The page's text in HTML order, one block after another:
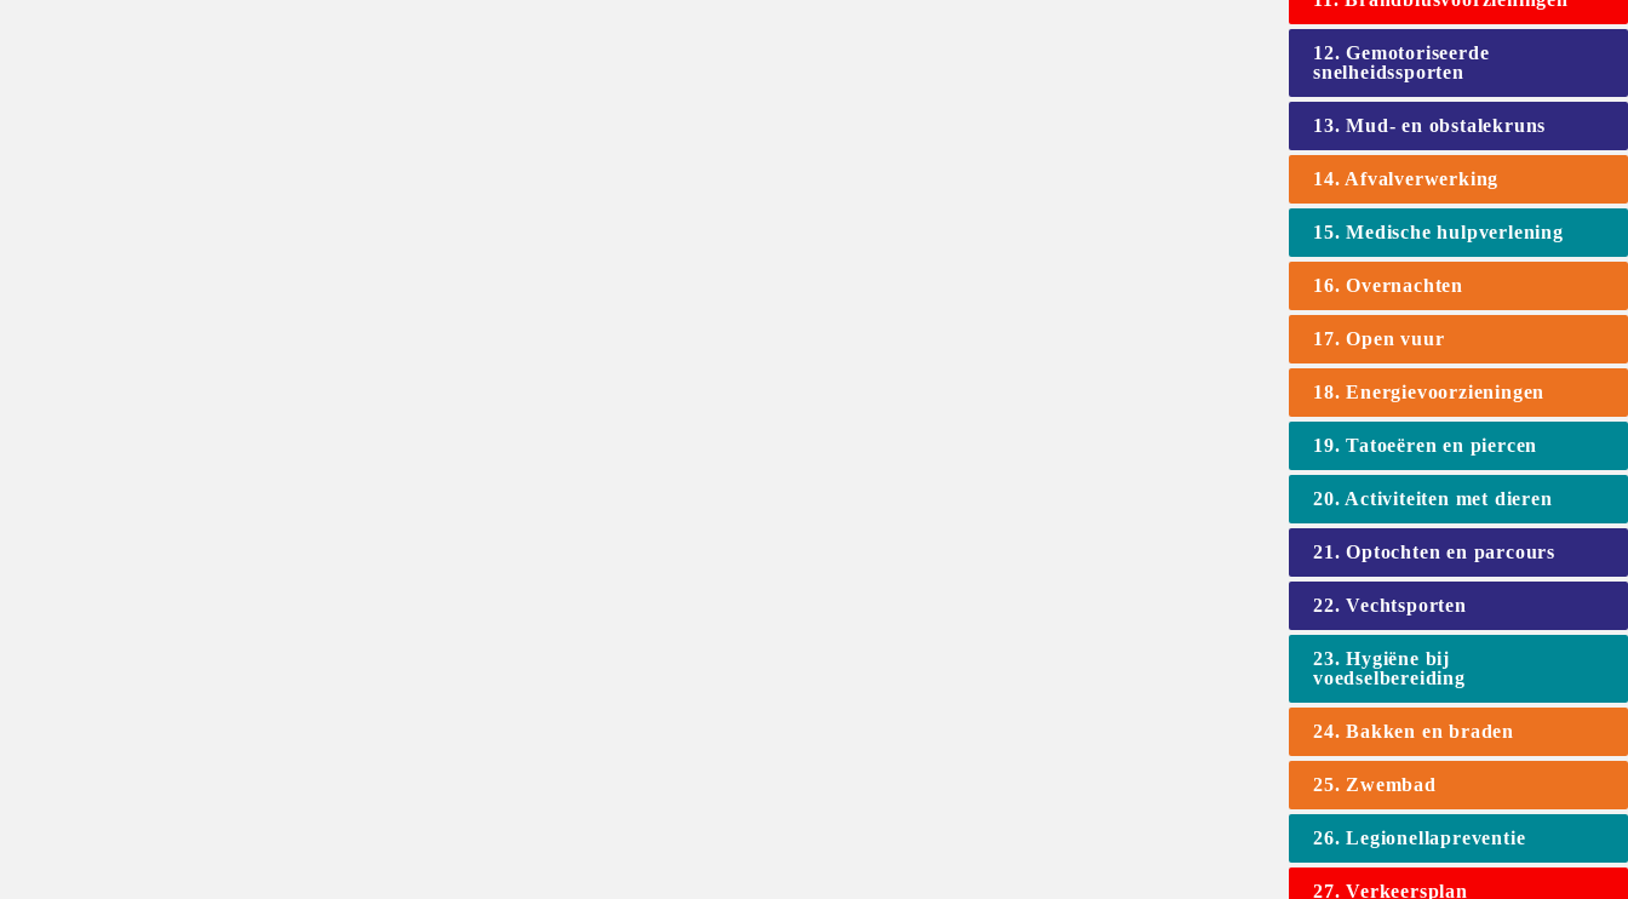
12. Gemotoriseerde
snelheidssporten
13. Mud- en obstalekruns
14. Afvalverwerking
15. Medische hulpverlening
16. Overnachten
17. Open vuur
18. Energievoorzieningen
19. Tatoeëren en piercen
20. Activiteiten met dieren
21. Optochten en parcours
22. Vechtsporten
23. Hygiëne bij
voedselbereiding
24. Bakken en braden
25. Zwembad
26. Legionellapreventie
27. Verkeersplan